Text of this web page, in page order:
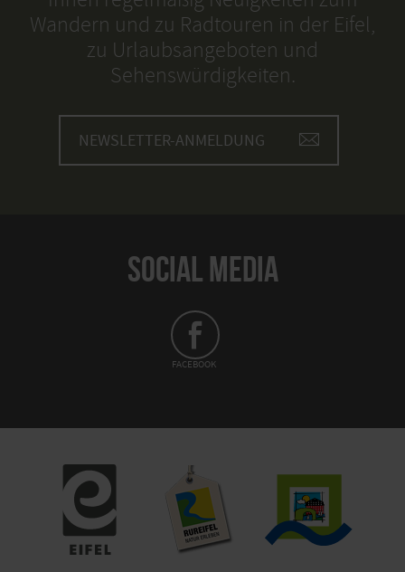
Wandern und zu Radtouren in der Eifel,
zu Urlaubsangeboten und
Sehenswürdigkeiten.
NEWSLETTER-ANMELDUNG
SOCIAL MEDIA
FACEBOOK